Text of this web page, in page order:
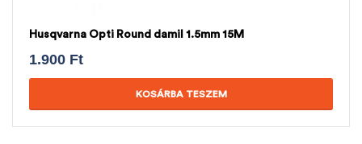
Husqvarna Opti Round damil 1.5mm 15M
1.900 Ft
KOSÁRBA TESZEM